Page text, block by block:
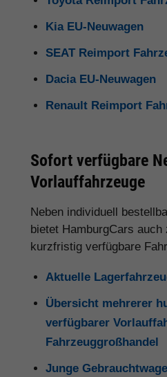
Kia EU-Neuwagen
SEAT Reimport
Dacia EU-Neuwagen
Renault Reimport
Sofort verfügbare
Vorlauffahrzeuge
Neben individuell
bietet HamburgCars
kurzfristig verfügbare
Aktuelle
Übersicht mehrerer
verfügbarer
Fahrzeuggroßhandel
Junge